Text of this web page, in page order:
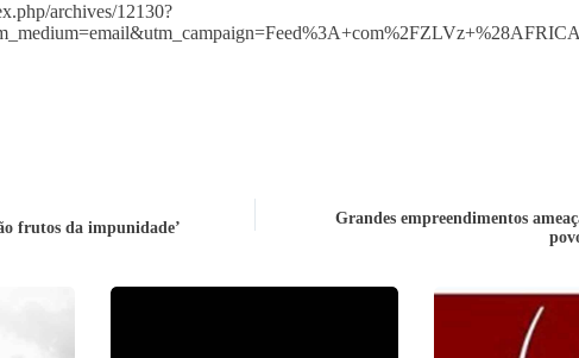
archives/12130?
frutos da impunidade’
Grandes empreendimentos